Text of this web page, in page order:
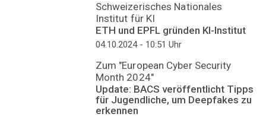
Schweizerisches Nationales
Institut für KI
ETH und EPFL gründen KI-Institut
04.10.2024 - 10:51 Uhr
Zum "European Cyber Security
Month 2024"
Update: BACS veröffentlicht Tipps
für Jugendliche, um Deepfakes zu
erkennen